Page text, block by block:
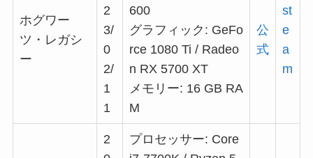
ホグワー
ツ・レガシ
ー
2
3/
0
2/
1
1
600
グラフィック: GeFo
rce 1080 Ti / Radeo
n RX 5700 XT
メモリー: 16 GB RA
M
公
式
st
e
a
m
2
プロセッサー: Core